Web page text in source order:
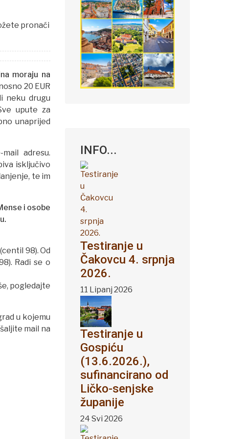
pronaći
moraju na
20 EUR
neku drugu
upute za
unaprijed
adresu.
isključivo
te im
i osobe
98). Od
Radi se o
pogledajte
u kojemu
mail na
INFO...
Testiranje u
Čakovcu 4. srpnja
2026.
11 Lipanj 2026
Testiranje u
Gospiću
(13.6.2026.),
sufinancirano od
Ličko-senjske
županije
24 Svi 2026